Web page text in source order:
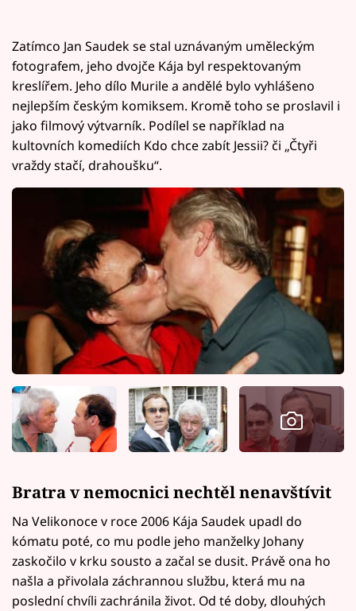
Zatímco Jan Saudek se stal uznávaným uměleckým
fotografem, jeho dvojče Kája byl respektovaným
kreslířem. Jeho dílo Murile a andělé bylo vyhlášeno
nejlepším českým komiksem. Kromě toho se proslavil i
jako filmový výtvarník. Podílel se například na
kultovních komediích Kdo chce zabít Jessii? či „Čtyři
vraždy stačí, drahoušku“.
Bratra v nemocnici nechtěl nenavštívit
Na Velikonoce v roce 2006 Kája Saudek upadl do
kómatu poté, co mu podle jeho manželky Johany
zaskočilo v krku sousto a začal se dusit. Právě ona ho
našla a přivolala záchrannou službu, která mu na
poslední chvíli zachránila život. Od té doby, dlouhých